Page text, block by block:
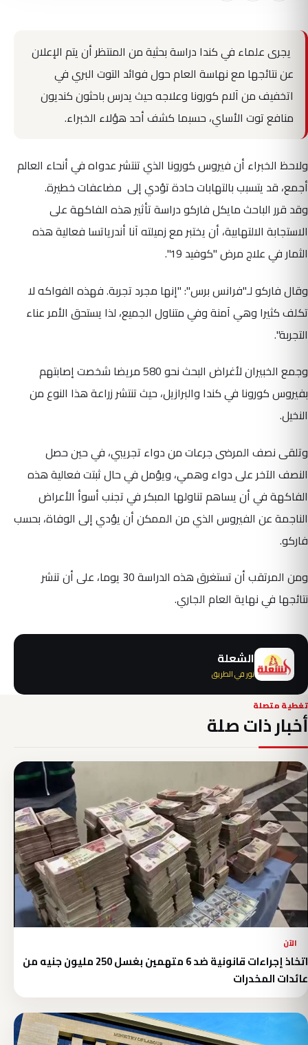
يجرى علماء في كندا دراسة بحثية من المنتظر أن يتم الإعلان
عن نتائجها مع نهاسة العام حول فوائد التوت البري في
اتخفيف من آلام كورونا وعلاجه حيث يدرس باحثون كنديون
منافع توت الأساي، حسبما كشف أحد هؤلاء الخبراء.
ولاحظ الخبراء أن فيروسكورونا الذي تنتشر عدواه في أنحاء العالم
أجمع، قد يتسبب بالتهابات حادة تؤدي إلى مضاعفات خطيرة.
وقد قرر الباحث مايكل فاركو دراسة تأثير هذه الفاكهة على
الاستجابة الالتهابية، أن يختبر مع زميلته آنا أندرياتسا فعالية هذه
الثمار في علاج مرض "كوفيد 19".
وقال فاركو لـ"فرانس برس": "إنها مجرد تجربة. فهذه الفواكه لا
تكلف كثيرا وهي آمنة وفي متناول الجميع، لذا يستحق الأمر عناء
التجربة".
وجمع الخبيران لأغراض البحث نحو 580 مريضا شخصت إصابتهم
بفيروس كورونا في كندا والبرازيل، حيث تنتشر زراعة هذا النوع من
النخيل.
وتلقى نصف المرضى جرعات من دواء تجريبي، في حين حصل
النصف الآخر على دواء وهمي، ويؤمل في حال ثبتت فعالية هذه
الفاكهة في أن يساهم تناولها المبكر في تجنب أسوأ الأعراض
الناجمة عن الفيروس الذي من الممكن أن يؤدي إلى الوفاة، بحسب
فاركو.
ومن المرتقب أن تستغرق هذه الدراسة 30 يوما، على أن تنشر
نتائجها في نهاية العام الجاري.
الشعلة
نور في الطريق
تغطية متصلة
أخبار ذات صلة
الآن
اتخاذ إجراءات قانونية ضد 6 متهمين بغسل 250 مليون جنيه من
عائدات المخدرات